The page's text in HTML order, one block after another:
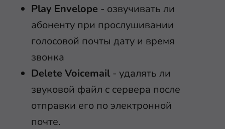
Play Envelope - озвучивать ли
абоненту при прослушивании
голосовой почты дату и время
звонка
Delete Voicemail - удалять ли
звуковой файл с сервера после
отправки его по электронной
почте.